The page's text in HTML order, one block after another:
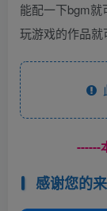
能配一下bgm
玩游戏的作品就
------
感谢您的